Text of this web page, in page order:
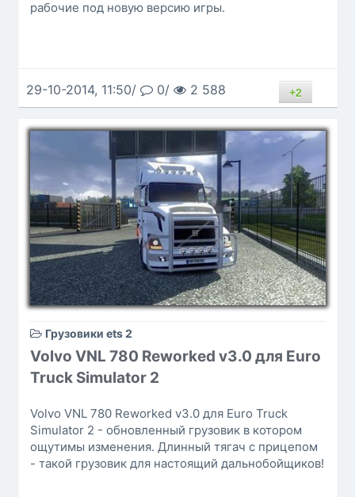
рабочие под новую версию игры.
29-10-2014, 11:50/ 0/ 2 588 +2
Грузовики ets 2
Volvo VNL 780 Reworked v3.0 для Euro
Truck Simulator 2
Volvo VNL 780 Reworked v3.0 для Euro Truck
Simulator 2 - обновленный грузовик в котором
ощутимы изменения. Длинный тягач с прицепом
- такой грузовик для настоящий дальнобойщиков!